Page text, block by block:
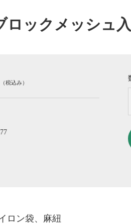
ロックメッシュ
（税込み）
ロン袋、麻紐